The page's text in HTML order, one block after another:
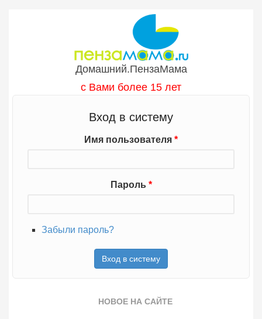
Домашний.ПензаМама
с Вами более 15 лет
Вход в систему
Имя пользователя *
Пароль *
Забыли пароль?
НОВОЕ НА САЙТЕ